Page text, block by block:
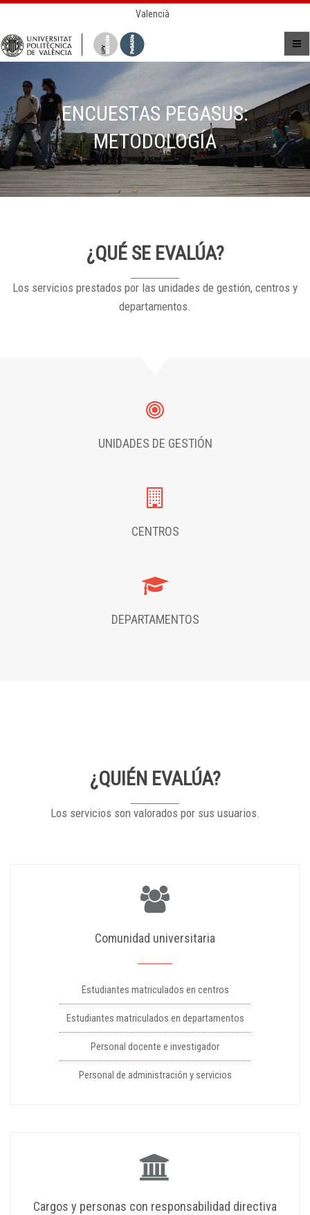
Valencià
ENCUESTAS PEGASUS:
METODOLOGÍA
¿QUÉ SE EVALÚA?
Los servicios prestados por las unidades de gestión, centros y
departamentos.
UNIDADES DE GESTIÓN
CENTROS
DEPARTAMENTOS
¿QUIÉN EVALÚA?
Los servicios son valorados por sus usuarios.
Comunidad universitaria
Estudiantes matriculados en centros
Estudiantes matriculados en departamentos
Personal docente e investigador
Personal de administración y servicios
Cargos y personas con responsabilidad directiva